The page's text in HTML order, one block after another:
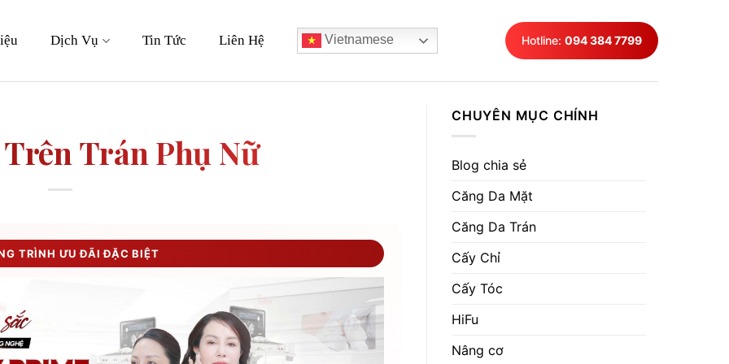
Dịch Vụ Tin Tức Liên Hệ Vietnamese Hotline: 094 384 7799
Trán Phụ Nữ
TRÌNH ƯU ĐÃI ĐẶC BIỆT
CHUYÊN MỤC CHÍNH
Blog chia sẻ
Căng Da Mặt
Căng Da Trán
Cấy Chỉ
Cấy Tóc
HiFu
Nâng cơ